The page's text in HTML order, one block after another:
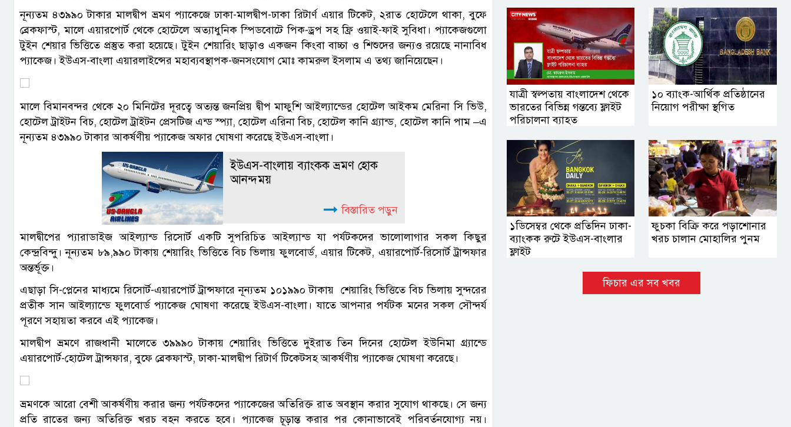
নূন্যতম ৪৩৯৯০ টাকার মালদ্বীপ ভ্রমণ প্যাকেজে ঢাকা-মালদ্বীপ-ঢাকা রিটার্ণ এয়ার টিকেট, ২রাত হোটেলে থাকা, বুফে
ব্রেকফাস্ট, মালে এয়ারপোর্ট থেকে হোটেলে অত্যাধুনিক স্পিডবোটে পিক-ড্রপ সহ ফ্রি ওয়াই-ফাই সুবিধা। প্যাকেজগুলো
টুইন শেয়ার ভিত্তিতে প্রস্তুত করা হয়েছে। টুইন শেয়ারিং ছাড়াও একজন কিংবা বাচ্চা ও শিশুদের জন্যও রয়েছে নানাবিধ
প্যাকেজ। ইউএস-বাংলা এয়ারলাইন্সের মহাব্যবস্থাপক-জনসংযোগ মোঃ কামরুল ইসলাম এ তথ্য জানিয়েছেন।
মালে বিমানবন্দর থেকে ২০ মিনিটের দূরত্বে অত্যন্ত জনপ্রিয় দ্বীপ মাফুশি আইল্যান্ডের হোটেল আইকম মেরিনা সি ভিউ,
হোটেল ট্রাইটন বিচ, হোটেল ট্রাইটন প্রেসটিজ এন্ড স্প্যা, হোটেল এরিনা বিচ, হোটেল কানি গ্র্যান্ড, হোটেল কানি পাম –এ
নূন্যতম ৪৩৯৯০ টাকার আকর্ষণীয় প্যাকেজ অফার ঘোষণা করেছে ইউএস-বাংলা।
ইউএস-বাংলায় ব্যাংকক ভ্রমণ হোক
আনন্দময়
বিস্তারিত পড়ুন
মালদ্বীপের প্যারাডাইজ আইল্যান্ড রিসোর্ট একটি সুপরিচিত আইল্যান্ড যা পর্যটকদের ভালোলাগার সকল কিছুর
কেন্দ্রবিন্দু। নূন্যতম ৮৯,৯৯০ টাকায় শেয়ারিং ভিত্তিতে বিচ ভিলায় ফুলবোর্ড, এয়ার টিকেট, এয়ারপোর্ট-রিসোর্ট ট্রান্সফার
অন্তর্ভূক্ত।
এছাড়া সি-প্লেনের মাধ্যমে রিসোর্ট-এয়ারপোর্ট ট্রান্সফারে নূন্যতম ১০১৯৯০ টাকায় শেয়ারিং ভিত্তিতে বিচ ভিলায় সুন্দরের
প্রতীক সান আইল্যান্ডে ফুলবোর্ড প্যাকেজ ঘোষণা করেছে ইউএস-বাংলা। যাতে আপনার পর্যটক মনের সকল সৌন্দর্য
পূরণে সহায়তা করবে এই প্যাকেজ।
মালদ্বীপ ভ্রমণে রাজধানী মালেতে ৩৯৯৯০ টাকায় শেয়ারিং ভিত্তিতে দুইরাত তিন দিনের হোটেল ইউনিমা গ্র্যান্ডে
এয়ারপোর্ট-হোটেল ট্রান্সফার, বুফে ব্রেকফাস্ট, ঢাকা-মালদ্বীপ রিটার্ণ টিকেটসহ আকর্ষণীয় প্যাকেজ ঘোষণা করেছে।
ভ্রমণকে আরো বেশী আকর্ষণীয় করার জন্য পর্যটকদের প্যাকেজের অতিরিক্ত রাত অবস্থান করার সুযোগ থাকছে। সে জন্য
প্রতি রাতের জন্য অতিরিক্ত খরচ বহন করতে হবে। প্যাকেজ চূড়ান্ত করার পর কোনাভাবেই পরিবর্তনযোগ্য নয়।
যাত্রী স্বল্পতায় বাংলাদেশ থেকে
ভারতের বিভিন্ন গন্তব্যে ফ্লাইট
পরিচালনা ব্যাহত
১০ ব্যাংক-আর্থিক প্রতিষ্ঠানের
নিয়োগ পরীক্ষা স্থগিত
১ডিসেম্বর থেকে প্রতিদিন ঢাকা-
ব্যাংকক রুটে ইউএস-বাংলার
ফ্লাইট
ফুচকা বিক্রি করে পড়াশোনার
খরচ চালান মোহালির পুনম
ফিচার এর সব খবর